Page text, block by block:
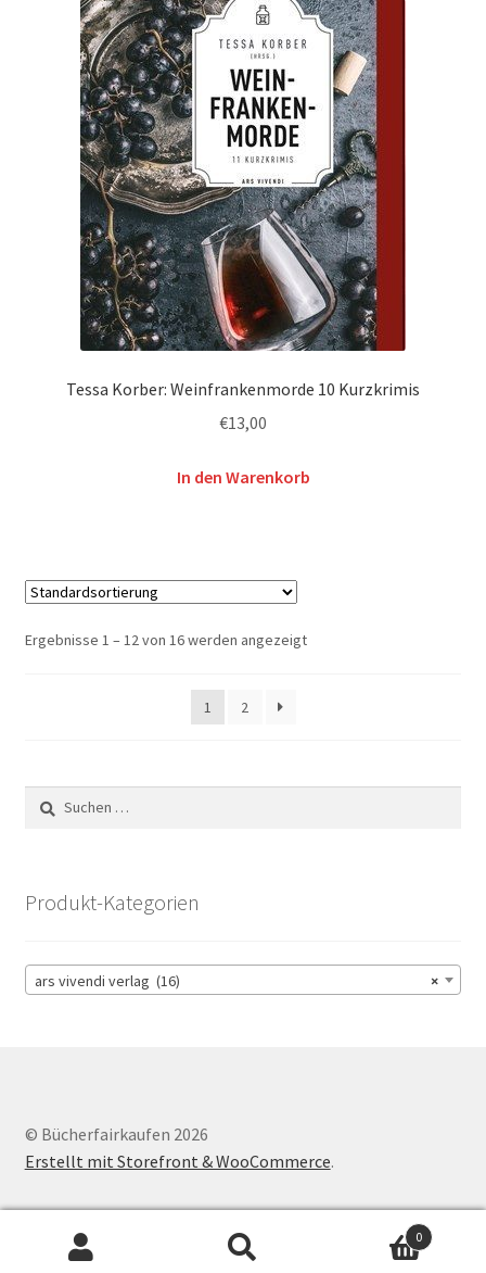
Tessa Korber: Weinfrankenmorde 10 Kurzkrimis
€13,00
In den Warenkorb
Ergebnisse 1 – 12 von 16 werden angezeigt
1 2
nach:
Produkt-Kategorien
×
ars vivendi verlag (16)
© Bücherfairkaufen 2026
Erstellt mit Storefront & WooCommerce.
0